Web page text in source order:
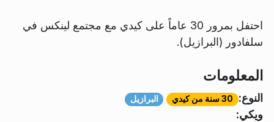
احتفل بمرور 30 عاماً على كيدي مع مجتمع لينكس في
سلفادور (البرازيل).
المعلومات
النوع: 30 سنة من كيدي البرازيل
ويكي: